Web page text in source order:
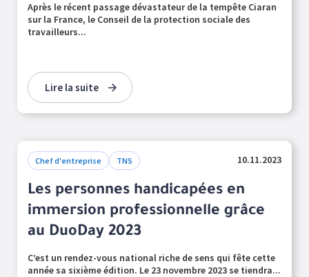
Après le récent passage dévastateur de la tempête Ciaran
sur la France, le Conseil de la protection sociale des
travailleurs...
Lire la suite
Chef d'entreprise TNS 10.11.2023
Les personnes handicapées en
immersion professionnelle grâce
au DuoDay 2023
C’est un rendez-vous national riche de sens qui fête cette
année sa sixième édition. Le 23 novembre 2023 se tiendra...